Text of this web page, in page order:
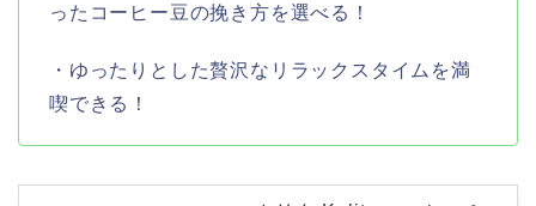
ったコーヒー豆の挽き方を選べる！
・ゆったりとした贅沢なリラックスタイムを満
喫できる！